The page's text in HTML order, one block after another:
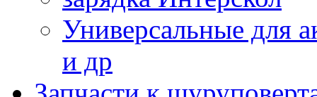
Универсальные для
и др